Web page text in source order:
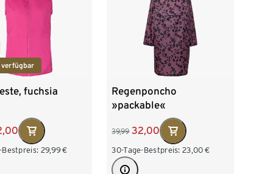
verfügbar
fuchsia
Bestpreis: 29,99€
Regenponcho
»packable«
39,99 32,00
30-Tage-Bestpreis: 23,00 €